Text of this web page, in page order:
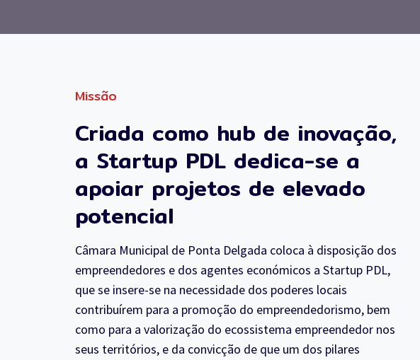
Missão
Criada como hub de inovação,
a Startup PDL dedica-se a
apoiar projetos de elevado
potencial
Câmara Municipal de Ponta Delgada coloca à disposição dos
empreendedores e dos agentes económicos a Startup PDL,
que se insere-se na necessidade dos poderes locais
contribuírem para a promoção do empreendedorismo, bem
como para a valorização do ecossistema empreendedor nos
seus territórios, e da convicção de que um dos pilares